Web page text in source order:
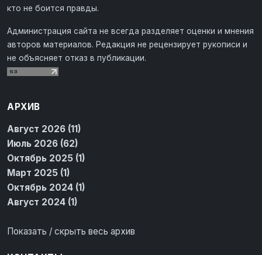
кто не боится правды.
Администрация сайта не всегда разделяет оценки и мнения
авторов материалов. Редакция не рецензирует рукописи и
не объясняет отказ в публикации.
АРХИВ
Август 2026 (11)
Июль 2026 (62)
Октябрь 2025 (1)
Март 2025 (1)
Октябрь 2024 (1)
Август 2024 (1)
Показать / скрыть весь архив